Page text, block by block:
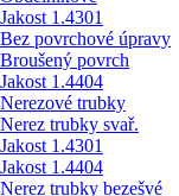
Jakost 1.4301
Bez povrchové úpravy
Broušený povrch
Jakost 1.4404
Nerezové trubky
Nerez trubky svař.
Jakost 1.4301
Jakost 1.4404
Nerez trubky bezešvé